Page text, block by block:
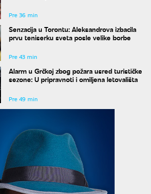
Pre 36 min
Senzacija u Torontu: Aleksandrova izbacila
prvu teniserku sveta posle velike borbe
Pre 43 min
Alarm u Grčkoj zbog požara usred turističke
sezone: U pripravnoti i omiljena letovališta
Pre 49 min